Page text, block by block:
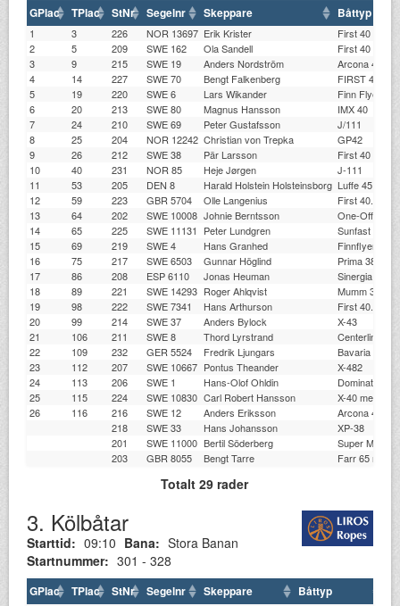
GPlac TPlac StNr Segelnr Skeppare Båttyp
1 3 226 NOR 13697 Erik Krister
First 40
2
5 209 SWE 162 Ola Sandell
First 40
3
9 215 SWE 19 Anders Nordström
Arcona 410
4
14 227 SWE 70 Bengt Falkenberg
FIRST 40
5
19 220 SWE 6 Lars Wikander
Finn Flyer 36
6
20 213 SWE 80 Magnus Hansson
IMX 40
7
24 210 SWE 69 Peter Gustafsson
J/111
8
25 204 NOR 12242 Christian von Trepka
GP42
9
26 212 SWE 38 Pär Larsson
First 40
10
40 231 NOR 85 Heje Jørgen
J-111
11
53 205 DEN 8 Harald Holstein Holsteinsborg Luffe 45
12
59 223 GBR 5704 Olle Langenius
First 40.7 std.
13
64 202 SWE 10008 Johnie Berntsson
One-Off
14
65 225 SWE 11131 Peter Lundgren
Sunfast 3600
15
69 219 SWE 4 Hans Granhed
Finnflyer 36
16
75 217 SWE 6503 Gunnar Höglind
Prima 38
17
86 208 ESP 6110 Jonas Heuman
Sinergia 40
18
89 221 SWE 14293 Roger Ahlqvist
Mumm 36
19
98 222 SWE 7341 Hans Arthurson
First 40.7 std.
20
99 214 SWE 37 Anders Bylock
X-43
21
106 211 SWE 8 Thord Lyrstrand
Centerline 40
22
109 232 GER 5524 Fredrik Ljungars
Bavaria 42
23
112 207 SWE 10667 Pontus Theander
X-482
24
113 206 SWE 1 Hans-Olof Ohldin
Dominat 150
25
115 224 SWE 10830 Carl Robert Hansson
X-40 medium
26
116 216 SWE 12 Anders Eriksson
Arcona 410
218
SWE 33 Hans Johansson
XP-38
201
SWE 11000 Bertil Söderberg
Super Maxi
203
GBR 8055 Bengt Tarre Farr 65 r
Totalt 29 rader
3. Kölbåtar
Starttid: 09:10 Bana: Stora Banan
Startnummer: 301 - 328
GPlac TPlac StNr Segelnr Skeppare Båttyp